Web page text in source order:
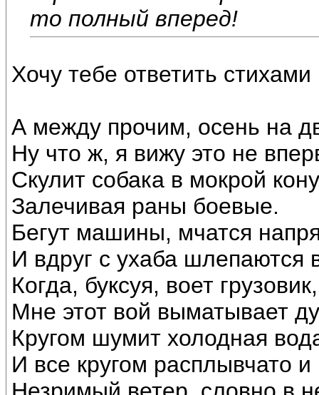
то полный вперед!
Хочу тебе ответить
А между прочим, осень на
Ну что ж, я вижу это не
Скулит собака в мокрой
Залечивая раны боевые.
Бегут машины, мчатся
И вдруг с ухаба шлепаются
Когда, буксуя, воет грузовик,
Мне этот вой выматывает
Кругом шумит холодная
И все кругом расплывчато и